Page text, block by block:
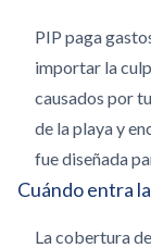
PIP paga
importar la
causados por
de la playa y
fue diseñada
Cuándo entra
La cobertura